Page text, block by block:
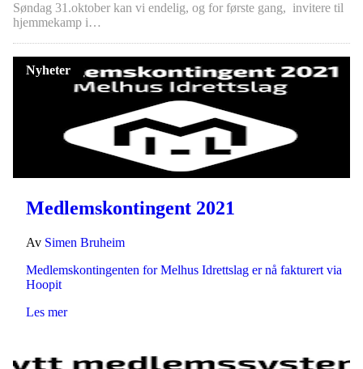
Søndag 31.oktober kan vi endelig, og for første gang, invitere til
hjemmekamp i…
Nyheter
Medlemskontingent 2021
Av Simen Bruheim
Medlemskontingenten for Melhus Idrettslag er nå fakturert via
Hoopit
Les mer